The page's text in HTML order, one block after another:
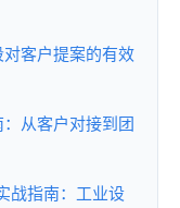
客户提案的有效
从客户对接到团
战指南：工业设